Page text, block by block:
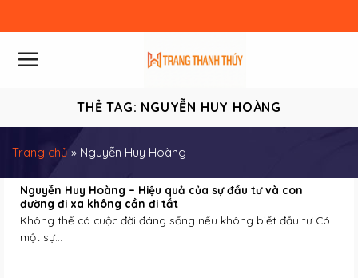
to
content
THẺ TAG: NGUYỄN HUY HOÀNG
Trang chủ » Nguyễn Huy Hoàng
Nguyễn Huy Hoàng – Hiệu quả của sự đầu tư và con
đường đi xa không cần đi tắt
Không thể có cuộc đời đáng sống nếu không biết đầu tư Có
một sự...